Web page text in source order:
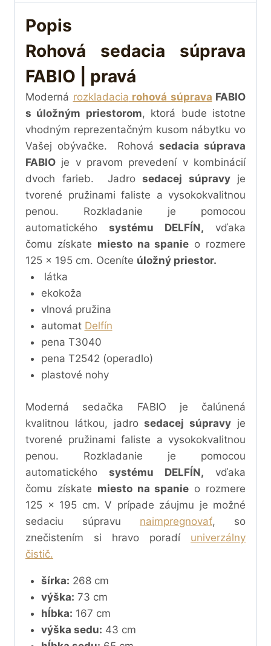
Popis
Rohová sedacia súprava
FABIO | pravá
Moderná rozkladacia rohová súprava FABIO
s úložným priestorom, ktorá bude istotne
vhodným reprezentačným kusom nábytku vo
Vašej obývačke. Rohovásedacia súprava
FABIO je v pravom prevedení v kombinácií
dvoch farieb. Jadro sedacej súpravyje
tvorené pružinami faliste a vysokokvalitnou
penou. Rozkladanie je pomocou
automatického systému DELFÍN, vďaka
čomu získate miesto na spanie o rozmere
125 x 195 cm. Oceníte úložný priestor.
látka
ekokoža
vlnová pružina
automat Delfín
pena T3040
pena T2542 (operadlo)
plastové nohy
Moderná sedačka FABIO je čalúnená
kvalitnou látkou, jadro sedacej súpravy je
tvorené pružinami faliste a vysokokvalitnou
penou. Rozkladanie je pomocou
automatického systému DELFÍN,
vďaka
čomu získate miesto na spanie o rozmere
125 x 195 cm. V prípade záujmu je možné
sedaciu súpravu naimpregnovať, so
znečistením si hravo poradí univerzálny
čistič.
šírka: 268 cm
výška: 73 cm
hĺbka: 167 cm
výška sedu: 43 cm